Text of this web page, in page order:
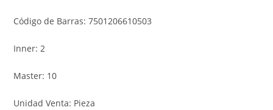
Código de Barras: 7501206610503
Inner: 2
Master: 10
Unidad Venta: Pieza